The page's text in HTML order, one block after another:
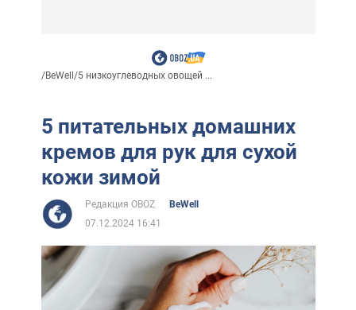
/BeWell/5 низкоуглеводных овощей ...
5 питательных домашних
кремов для рук для сухой
кожи зимой
Редакция OBOZ
BeWell
07.12.2024 16:41